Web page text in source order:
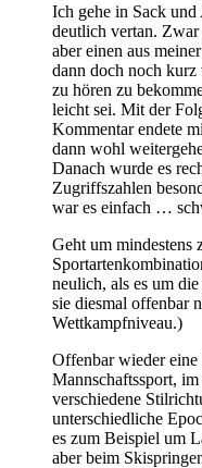
Ich gehe in Sack
deutlich vertan. Zwar
aber einen aus
dann doch noch
zu hören zu
leicht sei. Mit der
Kommentar endete
dann wohl
Danach wurde es
Zugriffszahlen
war es einfach …
Geht um mindestens
neulich, als es um
sie diesmal offenbar
Wettkampfniveau.)
Offenbar wieder
Mannschaftssport,
verschiedene
unterschiedliche
es zum Beispiel um
aber beim